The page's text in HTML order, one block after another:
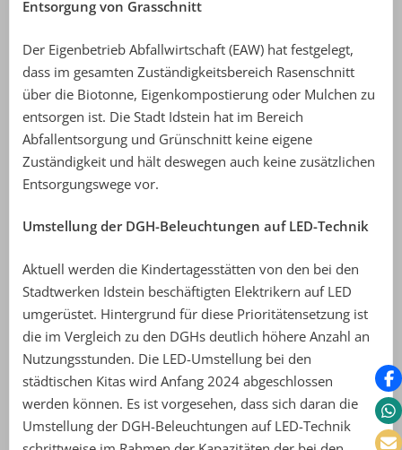
Entsorgung von Grasschnitt
Der Eigenbetrieb Abfallwirtschaft (EAW) hat festgelegt,
dass im gesamten Zuständigkeitsbereich Rasenschnitt
über die Biotonne, Eigenkompostierung oder Mulchen zu
entsorgen ist. Die Stadt Idstein hat im Bereich
Abfallentsorgung und Grünschnitt keine eigene
Zuständigkeit und hält deswegen auch keine zusätzlichen
Entsorgungswege vor.
Umstellung der DGH-Beleuchtungen auf LED-Technik
Aktuell werden die Kindertagesstätten von den bei den
Stadtwerken Idstein beschäftigten Elektrikern auf LED
umgerüstet. Hintergrund für diese Prioritätensetzung ist
die im Vergleich zu den DGHs deutlich höhere Anzahl an
Nutzungsstunden. Die LED-Umstellung bei den
städtischen Kitas wird Anfang 2024 abgeschlossen
werden können. Es ist vorgesehen, dass sich daran die
Umstellung der DGH-Beleuchtungen auf LED-Technik